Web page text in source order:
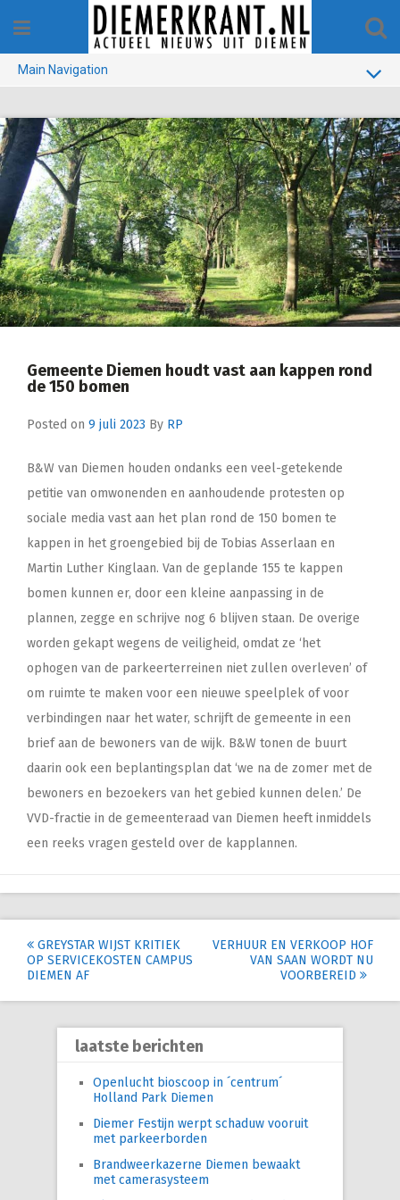
content
Main Navigation
GEMEENTE
1970-1990
VERKIEZINGEN
COLOFON
Gemeente Diemen houdt vast aan kappen rond
de 150 bomen
Posted on 9 juli 2023 By RP
B&W van Diemen houden ondanks een veel-getekende
petitie van omwonenden en aanhoudende protesten op
sociale media vast aan het plan rond de 150 bomen te
kappen in het groengebied bij de Tobias Asserlaan en
Martin Luther Kinglaan. Van de geplande 155 te kappen
bomen kunnen er, door een kleine aanpassing in de
plannen, zegge en schrijve nog 6 blijven staan. De overige
worden gekapt wegens de veiligheid, omdat ze ‘het
ophogen van de parkeerterreinen niet zullen overleven’ of
om ruimte te maken voor een nieuwe speelplek of voor
verbindingen naar het water, schrijft de gemeente in een
brief aan de bewoners van de wijk. B&W tonen de buurt
daarin ook een beplantingsplan dat ‘we na de zomer met de
bewoners en bezoekers van het gebied kunnen delen.’ De
VVD-fractie in de gemeenteraad van Diemen heeft inmiddels
een reeks vragen gesteld over de kapplannen.
Post
navigation
GREYSTAR WIJST KRITIEK
OP SERVICEKOSTEN CAMPUS
DIEMEN AF
VERHUUR EN VERKOOP HOF
VAN SAAN WORDT NU
VOORBEREID
laatste berichten
Openlucht bioscoop in ´centrum´
Holland Park Diemen
Diemer Festijn werpt schaduw vooruit
met parkeerborden
Brandweerkazerne Diemen bewaakt
met camerasysteem